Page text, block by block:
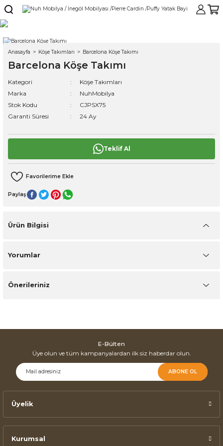
Anasayfa Köşe Takımları Barcelona Köşe Takımı
Barcelona Köşe Takımı
Kategori
Köşe Takımları
Marka
NuhMobilya
Stok Kodu
CJPSX75
Garanti Süresi
24 Ay
Teklif Al
Paylaş
Ürün Bilgisi
Yorumlar
Önerileriniz
E-Bülten
Üye olun ve tüm kampanyalardan ilk siz haberdar olun.
ABONE OL
Üyelik
Kurumsal